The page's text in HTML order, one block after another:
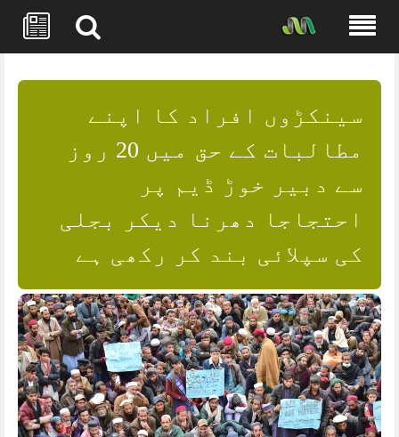
content
سینکڑوں افراد کا اپنے
مطالبات کے حق میں 20 روز
سے دبیر خوڑ ڈیم پر
احتجاجا دھرنا دیکر بجلی
کی سپلائی بند کر رکھی ہے